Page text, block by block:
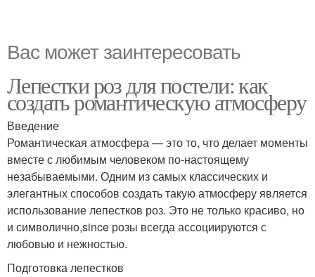
Вас может заинтересовать
Лепестки роз для постели: как
создать романтическую атмосферу
Введение
Романтическая атмосфера — это то, что делает моменты
вместе с любимым человеком по-настоящему
незабываемыми. Одним из самых классических и
элегантных способов создать такую атмосферу является
использование лепестков роз. Это не только красиво, но
и символично,since розы всегда ассоциируются с
любовью и нежностью.
Подготовка лепестков